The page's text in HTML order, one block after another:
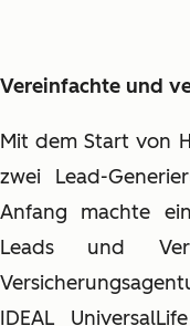
Vereinfachte und
Mit dem Start von
zwei Lead-
Anfang machte
Leads und
IDEAL